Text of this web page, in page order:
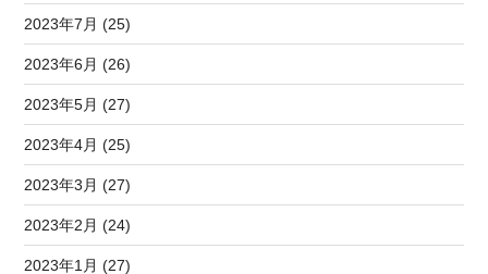
2023年7月 (25)
2023年6月 (26)
2023年5月 (27)
2023年4月 (25)
2023年3月 (27)
2023年2月 (24)
2023年1月 (27)